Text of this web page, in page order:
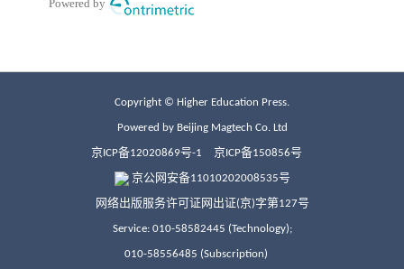
Copyright © Higher Education Press.
Powered by Beijing Magtech Co. Ltd
京ICP备12020869号-1 京ICP备150856号
京公网安备11010202008535号
网络出版服务许可证网出证(京)字第127号
Service: 010-58582445 (Technology);
010-58556485 (Subscription)